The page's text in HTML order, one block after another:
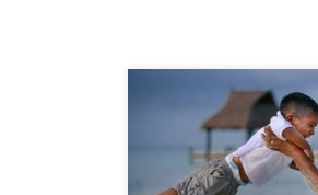
Medyczna
więcej rodziców
ciężko pracują, aby
dzieciom jak